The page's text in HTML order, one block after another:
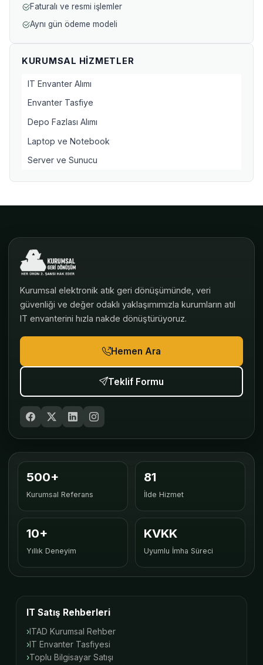
Faturalı ve resmi işlemler
Aynı gün ödeme modeli
KURUMSAL HIZMETLER
IT Envanter Alımı
Envanter Tasfiye
Depo Fazlası Alımı
Laptop ve Notebook
Server ve Sunucu
Kurumsal elektronik atık geri dönüşümünde, veri
güvenliği ve değer odaklı yaklaşımımızla kurumların atıl
IT envanterini hızla nakde dönüştürüyoruz.
Hemen Ara
Teklif Formu
500+
Kurumsal Referans
81
İlde Hizmet
10+
Yıllık Deneyim
KVKK
Uyumlu İmha Süreci
IT Satış Rehberleri
ITAD Kurumsal Rehber
IT Envanter Tasfiyesi
Toplu Bilgisayar Satışı